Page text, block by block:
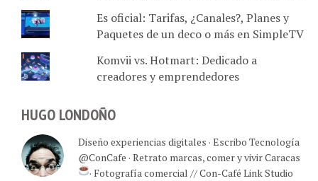
Es oficial: Tarifas, ¿Canales?, Planes y
Paquetes de un deco o más en SimpleTV
Komvii vs. Hotmart: Dedicado a
creadores y emprendedores
HUGO LONDOÑO
Diseño experiencias digitales · Escribo Tecnología
@ConCafe · Retrato marcas, comer y vivir Caracas
· Fotografía comercial // Con-Café Link Studio